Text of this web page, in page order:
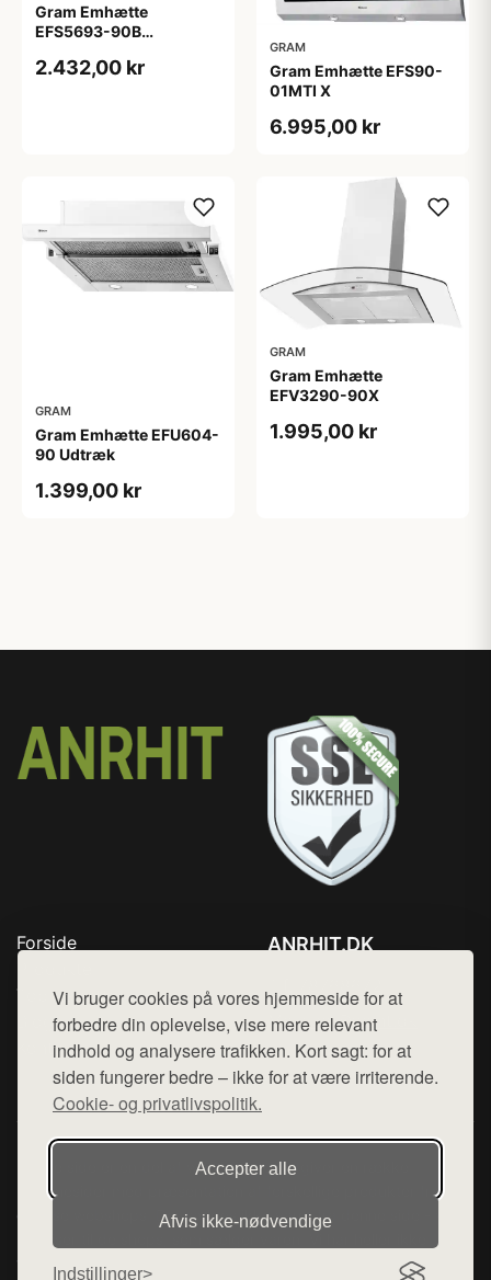
Vi bruger cookies på vores hjemmeside for at
forbedre din oplevelse, vise mere relevant
indhold og analysere trafikken. Kort sagt: for at
siden fungerer bedre – ikke for at være irriterende.
Cookie- og privatlivspolitik.
Accepter alle
Afvis ikke‑nødvendige
Indstillinger
Gram Emhætte
EFS5693-90B
2.432,00 kr
GRAM
Gram Emhætte EFS90-
01MTI X
6.995,00 kr
GRAM
Gram Emhætte EFU604-
90 Udtræk
1.399,00 kr
GRAM
Gram Emhætte
EFV3290-90X
1.995,00 kr
Forside
Top Rabatter
Blog
Kontakt
ANRHIT.DK
Mail: hej@want.dk
Cookie- og privatlivspolitik
Denne side er en del af want.dk, der udgiver en række
hjemmesider med præsentation af forskellige produkter fra
diverse webshops. Der sælges ikke varer fra denne side - vi
varerne på lager.